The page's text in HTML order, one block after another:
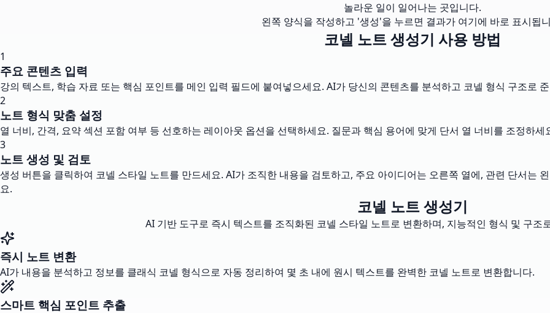
놀라운 일이 일어나는 곳입니다.
왼쪽 양식을 작성하고 '생성'을 누르면 결과가 여기에 바로 표시됩
코넬 노트 생성기 사용 방법
1
주요 콘텐츠 입력
강의 텍스트, 학습 자료 또는 핵심 포인트를 메인 입력 필드에 붙여넣으세요. AI가 당신의 콘텐츠를 분석하고 코넬 형식 구조로
2
노트 형식 맞춤 설정
열 너비, 간격, 요약 섹션 포함 여부 등 선호하는 레이아웃 옵션을 선택하세요. 질문과 핵심 용어에 맞게 단서 열 너비를 조정하세
3
노트 생성 및 검토
생성 버튼을 클릭하여 코넬 스타일 노트를 만드세요. AI가 조직한 내용을 검토하고, 주요 아이디어는 오른쪽 열에, 관련 단서는
요.
코넬 노트 생성기
AI 기반 도구로 즉시 텍스트를 조직화된 코넬 스타일 노트로 변환하며, 지능적인 형식 및 구조
즉시 노트 변환
AI가 내용을 분석하고 정보를 클래식 코넬 형식으로 자동 정리하여 몇 초 내에 원시 텍스트를 완벽한 코넬 노트로 변환합니다.
스마트 핵심 포인트 추출